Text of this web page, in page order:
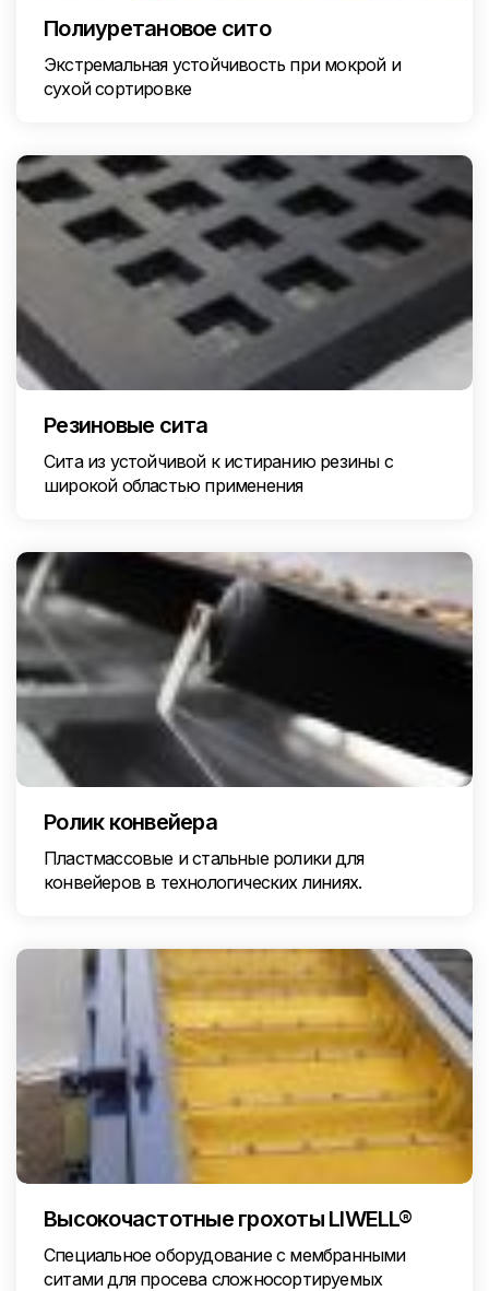
Полиуретановое сито
Экстремальная устойчивость при мокрой и
сухой сортировке
Резиновые сита
Сита из устойчивой к истиранию резины с
широкой областью применения
Ролик конвейера
Пластмассовые и стальные ролики для
конвейеров в технологических линиях.
Высокочастотные грохоты LIWELL®
Специальное оборудование с мембранными
ситами для просева сложносортируемых